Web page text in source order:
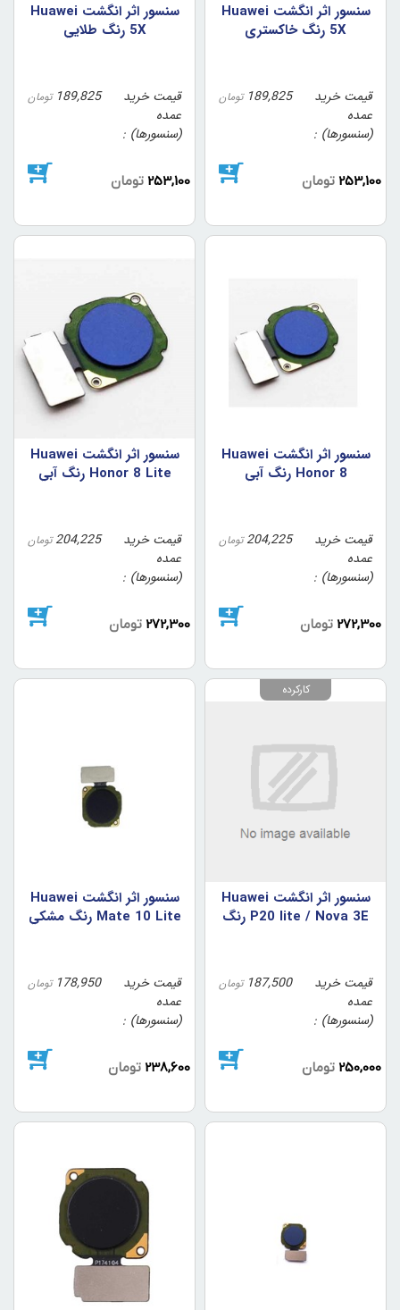
سنسور اثر انگشت Huawei
5X رنگ خاکستري
قیمت خرید
عمده
(سنسورها)
189,825 تومان
253,100 تومان
سنسور اثر انگشت Huawei
5X رنگ طلايي
قیمت خرید
عمده
(سنسورها)
189,825 تومان
253,100 تومان
سنسور اثر انگشت Huawei
Honor 8 رنگ آبي
قیمت خرید
عمده
(سنسورها)
204,225 تومان
272,300 تومان
سنسور اثر انگشت Huawei
Honor 8 Lite رنگ آبي
قیمت خرید
عمده
(سنسورها)
204,225 تومان
272,300 تومان
کارکرده
سنسور اثر انگشت Huawei
P20 lite / Nova 3E رنگ
قیمت خرید
عمده
(سنسورها)
187,500 تومان
250,000 تومان
سنسور اثر انگشت Huawei
Mate 10 Lite رنگ مشکي
قیمت خرید
عمده
(سنسورها)
178,950 تومان
238,600 تومان